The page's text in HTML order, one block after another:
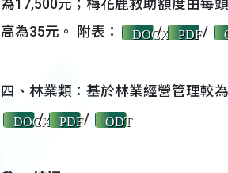
為17,500元；梅花鹿救助額度由每
高為35元。 附表：
DOCX
/ PDF/
四、林業類：基於林業經營管理較
DOCX
/ PDF/ ODT